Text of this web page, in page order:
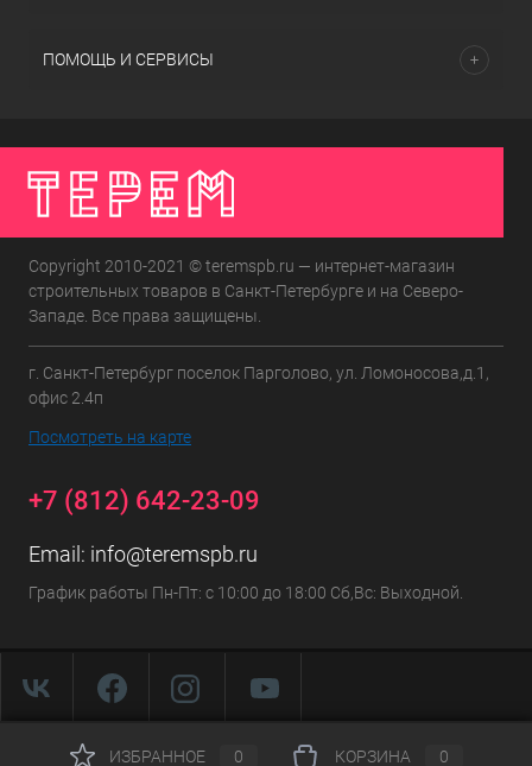
ПОМОЩЬ И СЕРВИСЫ
Copyright 2010-2021 © teremspb.ru — интернет-магазин
строительных товаров в Санкт-Петербурге и на Северо-
Западе. Все права защищены.
г. Санкт-Петербург поселок Парголово, ул. Ломоносова,д.1,
офис 2.4п
Посмотреть на карте
+7 (812) 642-23-09
Email: info@teremspb.ru
График работы Пн-Пт: с 10:00 до 18:00 Сб,Вс: Выходной.
ИЗБРАННОЕ 0 КОРЗИНА 0